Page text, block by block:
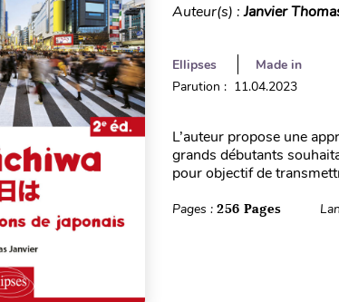
Auteur(s) :Janvier
Ellipses
Made in
Parution : 11.04.2023
L’auteur propose une
grands débutants
pour objectif de
Pages : 256 Pages